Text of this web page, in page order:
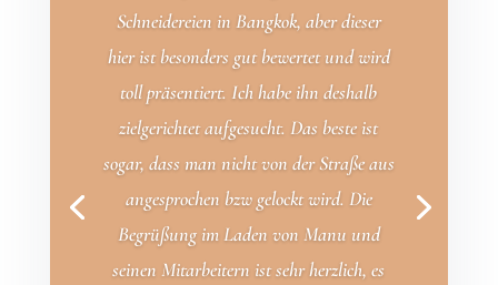
Schneidereien in Bangkok, aber dieser
hier ist besonders gut bewertet und wird
toll präsentiert. Ich habe ihn deshalb
zielgerichtet aufgesucht. Das beste ist
sogar, dass man nicht von der Straße aus
angesprochen bzw gelockt wird. Die
Begrüßung im Laden von Manu und
seinen Mitarbeitern ist sehr herzlich, es